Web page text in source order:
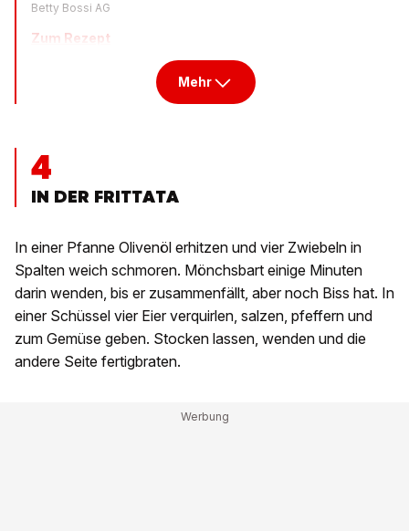
Betty Bossi AG
Zum Rezept
Mehr
4
IN DER FRITTATA
In einer Pfanne Olivenöl erhitzen und vier Zwiebeln in
Spalten weich schmoren. Mönchsbart einige Minuten
darin wenden, bis er zusammenfällt, aber noch Biss hat. In
einer Schüssel vier Eier verquirlen, salzen, pfeffern und
zum Gemüse geben. Stocken lassen, wenden und die
andere Seite fertigbraten.